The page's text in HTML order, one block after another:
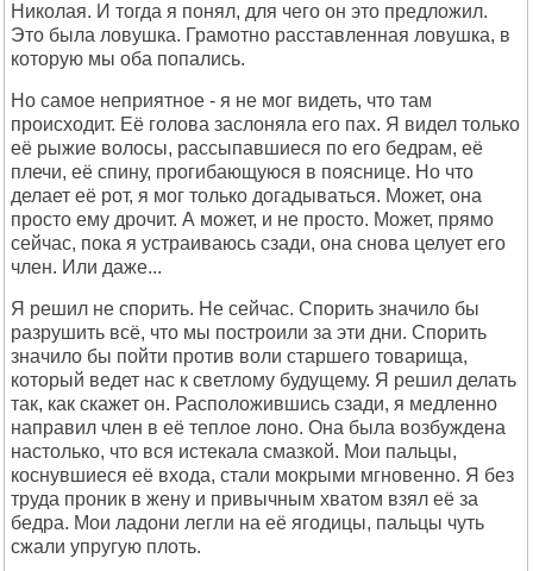
Николая. И тогда я понял, для чего он это предложил.
Это была ловушка. Грамотно расставленная ловушка, в
которую мы оба попались.
Но самое неприятное - я не мог видеть, что там
происходит. Её голова заслоняла его пах. Я видел только
её рыжие волосы, рассыпавшиеся по его бедрам, её
плечи, её спину, прогибающуюся в пояснице. Но что
делает её рот, я мог только догадываться. Может, она
просто ему дрочит. А может, и не просто. Может, прямо
сейчас, пока я устраиваюсь сзади, она снова целует его
член. Или даже...
Я решил не спорить. Не сейчас. Спорить значило бы
разрушить всё, что мы построили за эти дни. Спорить
значило бы пойти против воли старшего товарища,
который ведет нас к светлому будущему. Я решил делать
так, как скажет он. Расположившись сзади, я медленно
направил член в её теплое лоно. Она была возбуждена
настолько, что вся истекала смазкой. Мои пальцы,
коснувшиеся её входа, стали мокрыми мгновенно. Я без
труда проник в жену и привычным хватом взял её за
бедра. Мои ладони легли на её ягодицы, пальцы чуть
сжали упругую плоть.